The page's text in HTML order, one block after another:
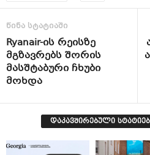
წინა სტატიაში
Ryanair-ის რეისზე
მგზავრებს შორის
მასშტაბური ჩხუბი
მოხდა
დაკავშირებული